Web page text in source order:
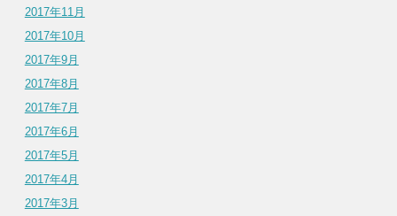
2017年11月
2017年10月
2017年9月
2017年8月
2017年7月
2017年6月
2017年5月
2017年4月
2017年3月